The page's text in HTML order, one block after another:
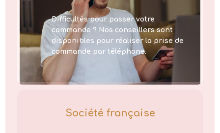
Difficultés pour passer votre
commande ? Nos conseillers sont
disponibles pour réaliser la prise de
commande par téléphone.
Société française